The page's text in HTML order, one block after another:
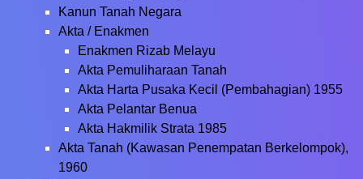
Kanun Tanah Negara
Akta / Enakmen
Enakmen Rizab Melayu
Akta Pemuliharaan Tanah
Akta Harta Pusaka Kecil (Pembahagian) 1955
Akta Pelantar Benua
Akta Hakmilik Strata 1985
Akta Tanah (Kawasan Penempatan Berkelompok),
1960